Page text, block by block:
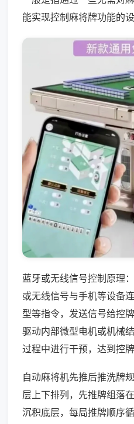
能实现控制麻将牌功能的设
蓝牙或无线信号控制原理
或无线信号与手机等设备
型等指令，发送信号给控
驱动内部微型电机或机械
过程中进行干预，达到控牌
自动麻将机先推后推洗牌
层上下排列，先推牌组落
沉积底层，每局推牌顺序